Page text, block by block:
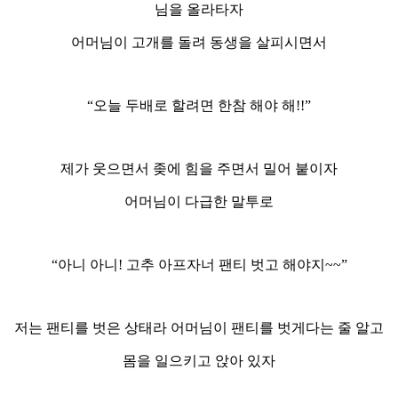
님을 올라타자
어머님이 고개를 돌려 동생을 살피시면서
“오늘 두배로 할려면 한참 해야 해!!”
제가 웃으면서 좆에 힘을 주면서 밀어 붙이자
어머님이 다급한 말투로
“아니 아니! 고추 아프자너 팬티 벗고 해야지~~”
저는 팬티를 벗은 상태라 어머님이 팬티를 벗게다는 줄 알고
몸을 일으키고 앉아 있자